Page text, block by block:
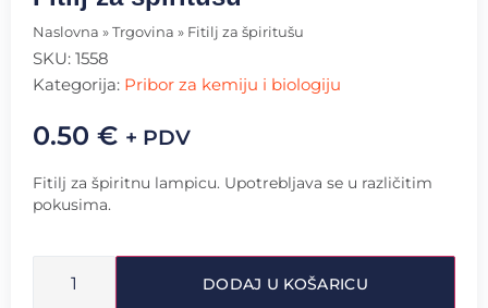
Naslovna » Trgovina » Fitilj za špiritušu
SKU: 1558
Kategorija: Pribor za kemiju i biologiju
0.50 € + PDV
Fitilj za špiritnu lampicu. Upotrebljava se u različitim
pokusima.
DODAJ U KOŠARICU